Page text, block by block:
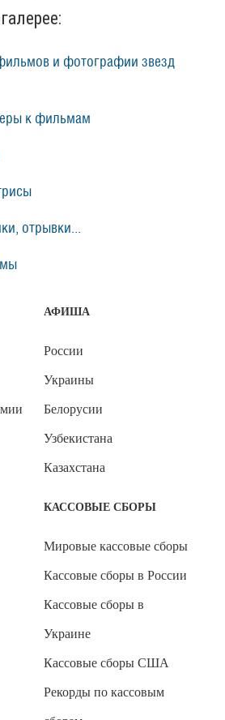
и фотографии звезд
к фильмам
отрывки...
АФИША
России
Украины
Белорусии
Узбекистана
Казахстана
КАССОВЫЕ СБОРЫ
Мировые кассовые сборы
Кассовые сборы в России
Кассовые сборы в
Украине
Кассовые сборы США
Рекорды по кассовым